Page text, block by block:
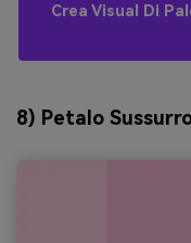
Crea Visual Di
8) Petalo